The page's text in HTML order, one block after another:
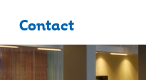
Contact